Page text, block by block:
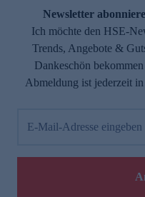
Newsletter
Ich möchte den HSE-
Trends, Angebote &
Dankeschön
Abmeldung ist jederzeit
E-Mail-Adresse eingeben